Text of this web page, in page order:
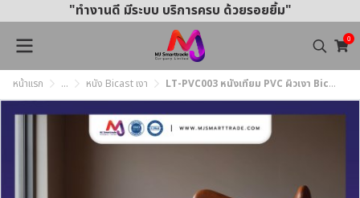
"ทำงานดี มีระบบ บริการครบ ด้วยรอยยิ้ม"
0
หน้าแรก ... หนัง Bicast เงา LT-PVC003 หนังเทียม PVC ผิวเงา Bicast หน้ากว้าง 145 ± 3 ซม. หนา 0.7 มม.